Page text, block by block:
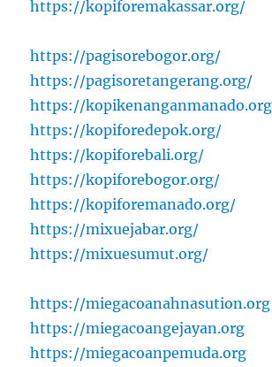
https://kopiforemakassar.org/
https://pagisorebogor.org/
https://pagisoretangerang.org/
https://
https://kopiforedepok.org/
https://kopiforebali.org/
https://kopiforebogor.org/
https://kopiforemanado.org/
https://mixuejabar.org/
https://mixuesumut.org/
https://miegacoanahnasution.org
https://miegacoangejayan.org
https://miegacoanpemuda.org